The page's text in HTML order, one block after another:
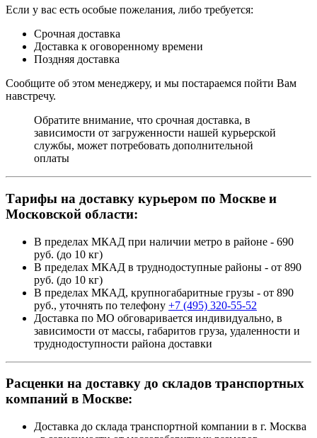
Если у вас есть особые пожелания, либо требуется:
Срочная доставка
Доставка к оговоренному времени
Поздняя доставка
Сообщите об этом менеджеру, и мы постараемся пойти Вам
навстречу.
Обратите внимание, что срочная доставка, в
зависимости от загруженности нашей курьерской
службы, может потребовать дополнительной
оплаты
Тарифы на доставку курьером по Москве и
Московской области:
В пределах МКАД при наличии метро в районе - 690
руб. (до 10 кг)
В пределах МКАД в труднодоступные районы - от 890
руб. (до 10 кг)
В пределах МКАД, крупногабаритные грузы - от 890
руб., уточнять по телефону +7 (495) 320-55-52
Доставка по МО обговаривается индивидуально, в
зависимости от массы, габаритов груза, удаленности и
труднодоступности района доставки
Расценки на доставку до складов транспортных
компаний в Москве:
Доставка до склада транспортной компании в г. Москва